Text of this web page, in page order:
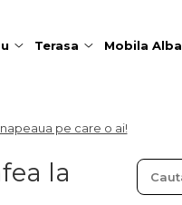
Terasa Mobila Alba
pe care o ai!
la